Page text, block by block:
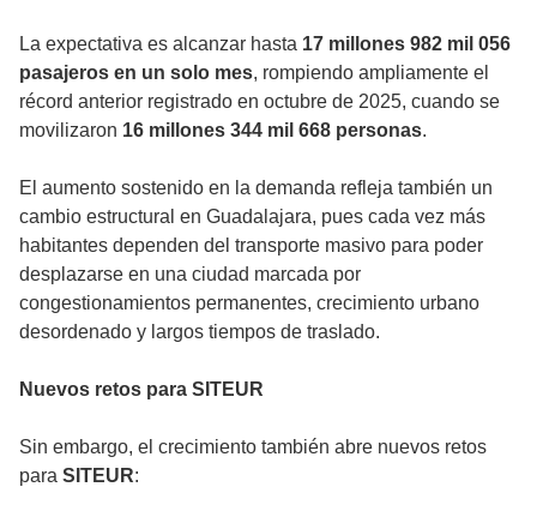
La expectativa es alcanzar hasta 17 millones 982 mil 056
pasajeros en un solo mes, rompiendo ampliamente el
récord anterior registrado en octubre de 2025, cuando se
movilizaron 16 millones 344 mil 668 personas.
El aumento sostenido en la demanda refleja también un
cambio estructural en Guadalajara, pues cada vez más
habitantes dependen del transporte masivo para poder
desplazarse en una ciudad marcada por
congestionamientos permanentes, crecimiento urbano
desordenado y largos tiempos de traslado.
Nuevos retos para SITEUR
Sin embargo, el crecimiento también abre nuevos retos
para SITEUR: